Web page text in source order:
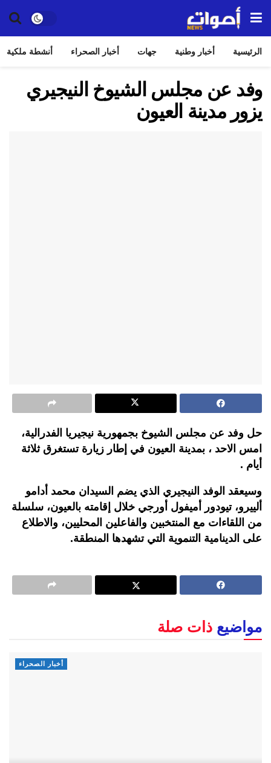
الرئيسية أخبار وطنية جهات أخبار الصحراء أنشطة ملكية
وفد عن مجلس الشيوخ النيجيري
يزور مدينة العيون
حل وفد عن مجلس الشيوخ بجمهورية نيجيريا الفدرالية،
امس الاحد ، بمدينة العيون في إطار زيارة تستغرق ثلاثة
أيام .
وسيعقد الوفد النيجيري الذي يضم السيدان محمد أدامو
ألييرو، تيودور أميفول أورجي خلال إقامته بالعيون، سلسلة
من اللقاءات مع المنتخبين والفاعلين المحليين، والاطلاع
على الدينامية التنموية التي تشهدها المنطقة.
مواضيع ذات صلة
أخبار الصحراء